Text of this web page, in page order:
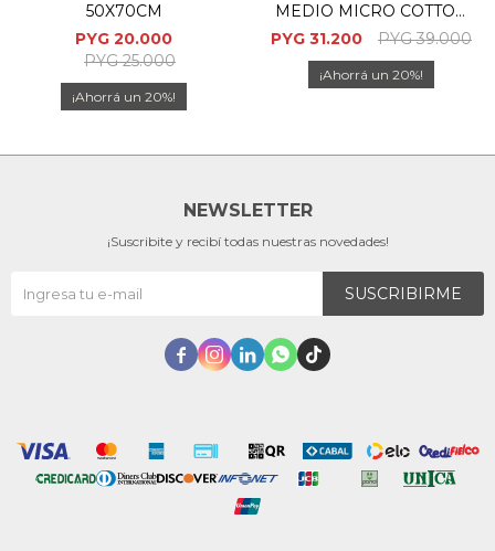
50X70CM
PYG 20.000
PYG 25.000
20
MEDIO MICRO COTTON
50X70CM
PYG 31.200 PYG 39.000
20
NEWSLETTER
¡Suscribite y recibí todas nuestras novedades!
SUSCRIBIRME
    